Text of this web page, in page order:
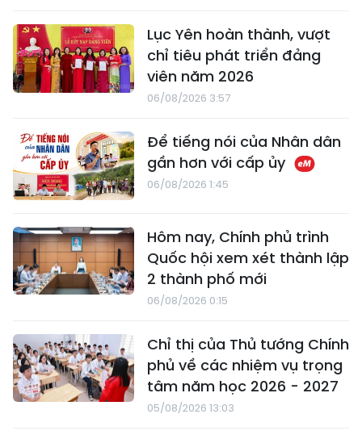
Lục Yên hoàn thành, vượt
chỉ tiêu phát triển đảng
viên năm 2026
06/08/2026 3:57
Để tiếng nói của Nhân dân
gần hơn với cấp ủy
06/08/2026 1:45
Hôm nay, Chính phủ trình
Quốc hội xem xét thành lập
2 thành phố mới
06/08/2026 0:15
Chỉ thị của Thủ tướng Chính
phủ về các nhiệm vụ trọng
tâm năm học 2026 - 2027
05/08/2026 13:03